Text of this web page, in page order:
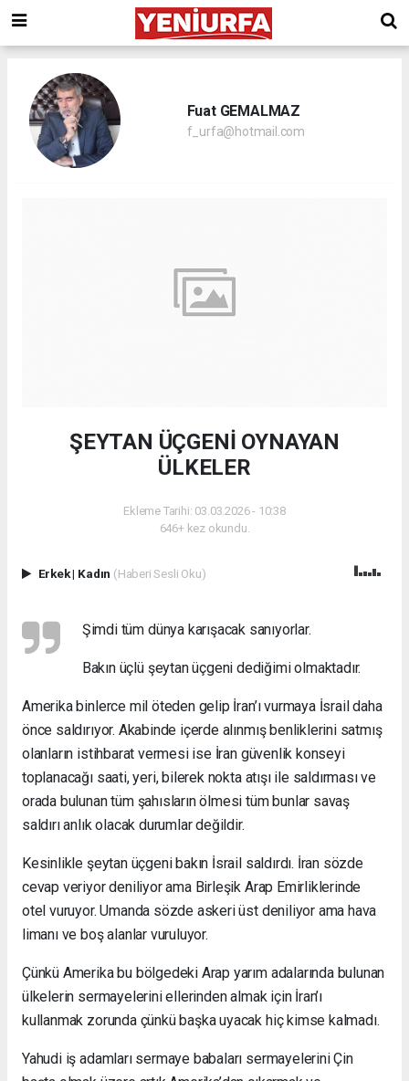
Fuat GEMALMAZ
f_urfa@hotmail.com
ŞEYTAN ÜÇGENİ OYNAYAN
ÜLKELER
Ekleme Tarihi: 03.03.2026 - 10:38
646+ kez okundu.
Erkek| Kadın (Haberi Sesli Oku)
Şimdi tüm dünya karışacak sanıyorlar.
Bakın üçlü şeytan üçgeni dediğimi olmaktadır.
Amerika binlerce mil öteden gelip İran’ı vurmaya İsrail daha
önce saldırıyor. Akabinde içerde alınmış benliklerini satmış
olanların istihbarat vermesi ise İran güvenlik konseyi
toplanacağı saati, yeri, bilerek nokta atışı ile saldırması ve
orada bulunan tüm şahısların ölmesi tüm bunlar savaş
saldırı anlık olacak durumlar değildir.
Kesinlikle şeytan üçgeni bakın İsrail saldırdı. İran sözde
cevap veriyor deniliyor ama Birleşik Arap Emirliklerinde
otel vuruyor. Umanda sözde askeri üst deniliyor ama hava
limanı ve boş alanlar vuruluyor.
Çünkü Amerika bu bölgedeki Arap yarım adalarında bulunan
ülkelerin sermayelerini ellerinden almak için İran’ı
kullanmak zorunda çünkü başka uyacak hiç kimse kalmadı.
Yahudi iş adamları sermaye babaları sermayelerini Çin